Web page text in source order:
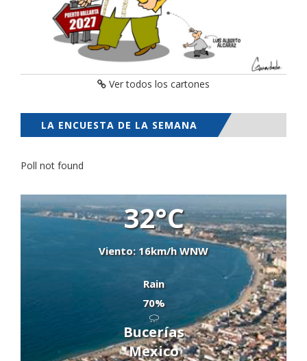
Ver todos los cartones
LA ENCUESTA DE LA SEMANA
Poll not found
32°C
Viento: 16km/h WNW
Rain
70%
Bucerías
Mexico